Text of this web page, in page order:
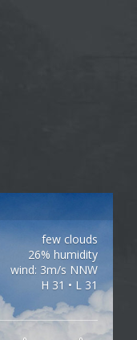
few clouds
26% humidity
wind: 3m/s NNW
H 31 • L 31